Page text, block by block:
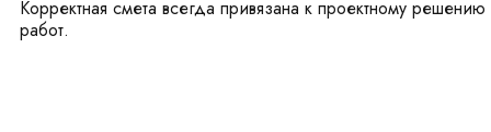
Корректная смета всегда привязана к проектному
работ.